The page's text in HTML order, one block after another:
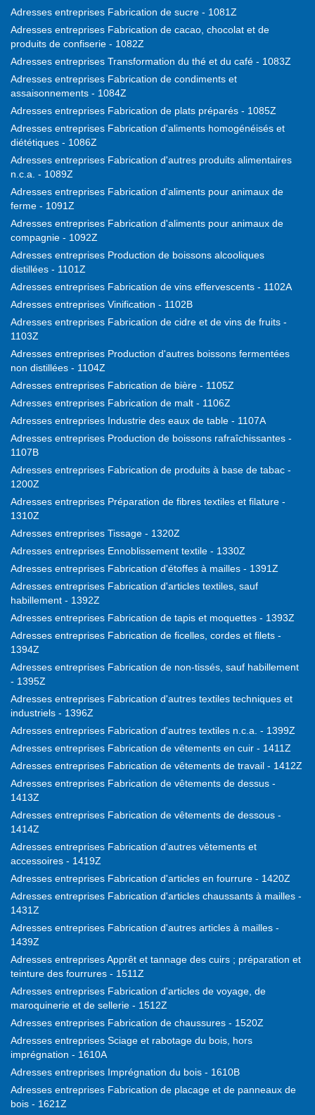
Adresses entreprises Fabrication de sucre - 1081Z
Adresses entreprises Fabrication de cacao, chocolat et de
produits de confiserie - 1082Z
Adresses entreprises Transformation du thé et du café - 1083Z
Adresses entreprises Fabrication de condiments et
assaisonnements - 1084Z
Adresses entreprises Fabrication de plats préparés - 1085Z
Adresses entreprises Fabrication d'aliments homogénéisés et
diététiques - 1086Z
Adresses entreprises Fabrication d'autres produits alimentaires
n.c.a. - 1089Z
Adresses entreprises Fabrication d'aliments pour animaux de
ferme - 1091Z
Adresses entreprises Fabrication d'aliments pour animaux de
compagnie - 1092Z
Adresses entreprises Production de boissons alcooliques
distillées - 1101Z
Adresses entreprises Fabrication de vins effervescents - 1102A
Adresses entreprises Vinification - 1102B
Adresses entreprises Fabrication de cidre et de vins de fruits -
1103Z
Adresses entreprises Production d'autres boissons fermentées
non distillées - 1104Z
Adresses entreprises Fabrication de bière - 1105Z
Adresses entreprises Fabrication de malt - 1106Z
Adresses entreprises Industrie des eaux de table - 1107A
Adresses entreprises Production de boissons rafraîchissantes -
1107B
Adresses entreprises Fabrication de produits à base de tabac -
1200Z
Adresses entreprises Préparation de fibres textiles et filature -
1310Z
Adresses entreprises Tissage - 1320Z
Adresses entreprises Ennoblissement textile - 1330Z
Adresses entreprises Fabrication d'étoffes à mailles - 1391Z
Adresses entreprises Fabrication d'articles textiles, sauf
habillement - 1392Z
Adresses entreprises Fabrication de tapis et moquettes - 1393Z
Adresses entreprises Fabrication de ficelles, cordes et filets -
1394Z
Adresses entreprises Fabrication de non-tissés, sauf habillement
- 1395Z
Adresses entreprises Fabrication d'autres textiles techniques et
industriels - 1396Z
Adresses entreprises Fabrication d'autres textiles n.c.a. - 1399Z
Adresses entreprises Fabrication de vêtements en cuir - 1411Z
Adresses entreprises Fabrication de vêtements de travail - 1412Z
Adresses entreprises Fabrication de vêtements de dessus -
1413Z
Adresses entreprises Fabrication de vêtements de dessous -
1414Z
Adresses entreprises Fabrication d'autres vêtements et
accessoires - 1419Z
Adresses entreprises Fabrication d'articles en fourrure - 1420Z
Adresses entreprises Fabrication d'articles chaussants à mailles -
1431Z
Adresses entreprises Fabrication d'autres articles à mailles -
1439Z
Adresses entreprises Apprêt et tannage des cuirs ; préparation et
teinture des fourrures - 1511Z
Adresses entreprises Fabrication d'articles de voyage, de
maroquinerie et de sellerie - 1512Z
Adresses entreprises Fabrication de chaussures - 1520Z
Adresses entreprises Sciage et rabotage du bois, hors
imprégnation - 1610A
Adresses entreprises Imprégnation du bois - 1610B
Adresses entreprises Fabrication de placage et de panneaux de
bois - 1621Z